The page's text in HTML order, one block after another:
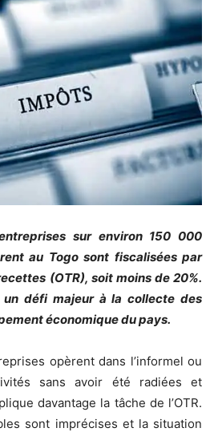
sur environ 150 000
au Togo sont fiscalisées par
(OTR), soit moins de 20%.
un défi majeur à la collecte des
économique du pays.
opèrent dans l’informel ou
sans avoir été radiées et
davantage la tâche de l’OTR.
sont imprécises et la situation